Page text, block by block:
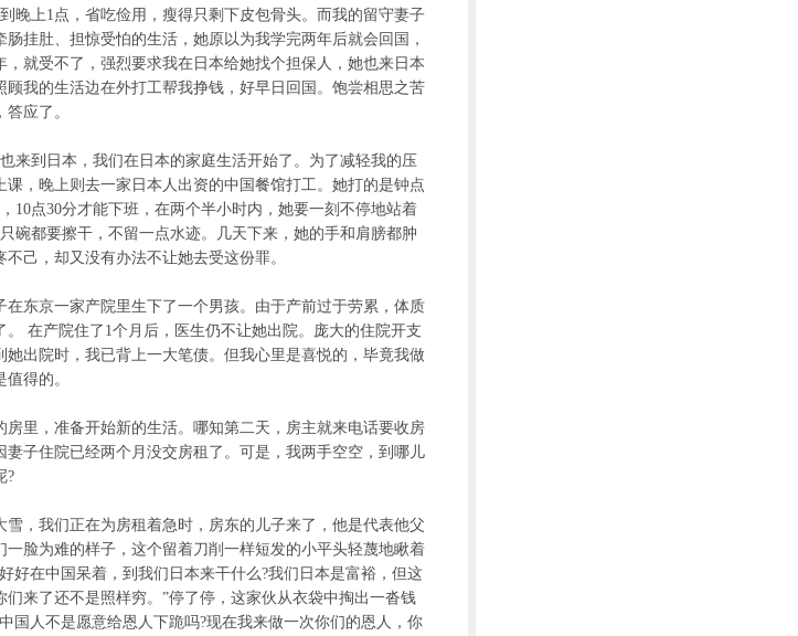
晚上1点，省吃俭用，瘦得只剩下皮包骨头。而我的留守妻子
挂肚、担惊受怕的生活，她原以为我学完两年后就会回国，
，就受不了，强烈要求我在日本给她找个担保人，她也来日本
顾我的生活边在外打工帮我挣钱，好早日回国。饱尝相思之苦
应了。
到日本，我们在日本的家庭生活开始了。为了减轻我的压
课，晚上则去一家日本人出资的中国餐馆打工。她打的是钟点
10点30分才能下班，在两个半小时内，她要一刻不停地站着
碗都要擦干，不留一点水迹。几天下来，她的手和肩膀都肿
己，却又没有办法不让她去受这份罪。
东京一家产院里生下了一个男孩。由于产前过于劳累，体质
。 在产院住了1个月后，医生仍不让她出院。庞大的住院开支
她出院时，我已背上一大笔债。但我心里是喜悦的，毕竟我做
得的。
里，准备开始新的生活。哪知第二天，房主就来电话要收房
妻子住院已经两个月没交房租了。可是，我两手空空，到哪儿
?
，我们正在为房租着急时，房东的儿子来了，他是代表他父
一脸为难的样子，这个留着刀削一样短发的小平头轻蔑地瞅着
好在中国呆着，到我们日本来干什么?我们日本是富裕，但这
们来了还不是照样穷。”停了停，这家伙从衣袋中掏出一沓钱
国人不是愿意给恩人下跪吗?现在我来做一次你们的恩人，你